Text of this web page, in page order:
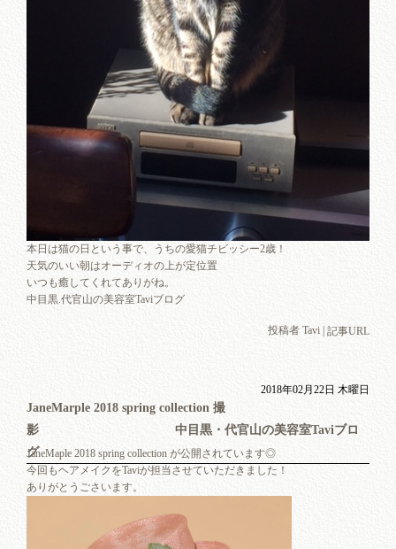
本日は猫の日という事で、うちの愛猫チビッシー2歳！
天気のいい朝はオーディオの上が定位置
いつも癒してくれてありがね。
中目黒.代官山の美容室Taviブログ
投稿者 Tavi | 記事URL
2018年02月22日 木曜日
JaneMarple 2018 spring collection 撮
影 中目黒・代官山の美容室Taviブロ
グ
JaneMaple 2018 spring collection が公開されています◎
今回もヘアメイクをTaviが担当させていただきました！
ありがとうごさいます。